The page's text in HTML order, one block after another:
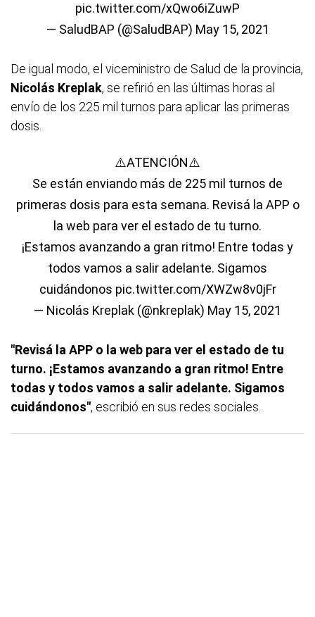
pic.twitter.com/xQwo6iZuwP
— SaludBAP (@SaludBAP) May 15, 2021
De igual modo, el viceministro de Salud de la provincia,
Nicolás Kreplak, se refirió en las últimas horas al
envío de los 225 mil turnos para aplicar las primeras
dosis.
⚠️ATENCIÓN⚠️
Se están enviando más de 225 mil turnos de
primeras dosis para esta semana. Revisá la APP o
la web para ver el estado de tu turno.
¡Estamos avanzando a gran ritmo! Entre todas y
todos vamos a salir adelante. Sigamos
cuidándonos pic.twitter.com/XWZw8v0jFr
— Nicolás Kreplak (@nkreplak) May 15, 2021
"Revisá la APP o la web para ver el estado de tu
turno. ¡Estamos avanzando a gran ritmo! Entre
todas y todos vamos a salir adelante. Sigamos
cuidándonos", escribió en sus redes sociales.